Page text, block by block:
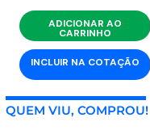
ADICIONAR AO
CARRINHO
INCLUIR NA COTAÇÃO
QUEM VIU, COMPROU!